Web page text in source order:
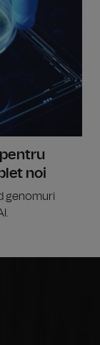
noi
genomuri